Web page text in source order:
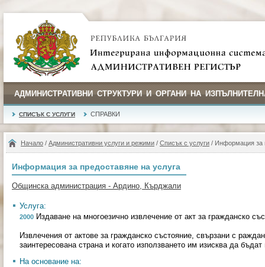
АДМИНИСТРАТИВНИ СТРУКТУРИ И ОРГАНИ НА
СПИСЪК С УСЛУГИ СПРАВКИ
Начало / Административни услуги и режими / Списък с услуги / Информация за
Информация за предоставяне на услуга
Общинска администрация - Ардино, Кърджали
Услуга:
2000 Издаване на многоезично извлечение от акт за гражданско
Извлечения от актове за гражданско състояние, свързани с
заинтересована страна и когато използването им изисква да
На основание на: